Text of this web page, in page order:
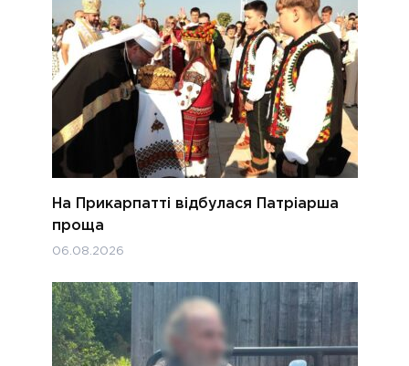
На Прикарпатті відбулася Патріарша
проща
06.08.2026